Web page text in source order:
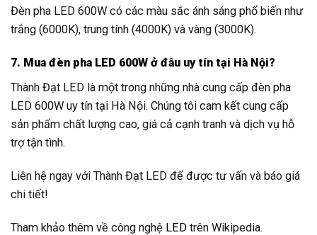
Đèn pha LED 600W có các màu sắc ánh sáng phổ biến như
trắng (6000K), trung tính (4000K) và vàng (3000K).
7. Mua đèn pha LED 600W ở đâu uy tín tại Hà Nội?
Thành Đạt LED là một trong những nhà cung cấp đèn pha
LED 600W uy tín tại Hà Nội. Chúng tôi cam kết cung cấp
sản phẩm chất lượng cao, giá cả cạnh tranh và dịch vụ hỗ
trợ tận tình.
Liên hệ ngay với Thành Đạt LED để được tư vấn và báo giá
chi tiết!
Tham khảo thêm về công nghệ LED trên Wikipedia.